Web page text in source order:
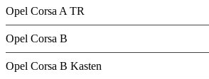
Opel Corsa A TR
Opel Corsa B
Opel Corsa B Kasten